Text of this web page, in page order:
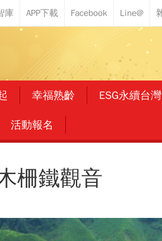
幸福熟齡 ESG永續台灣
活動報名
柵鐵觀音